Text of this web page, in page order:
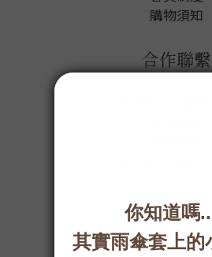
購物須知
合作聯繫
客服資訊